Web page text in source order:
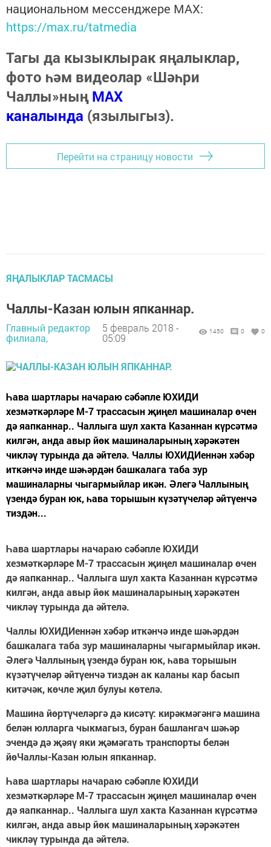
национальном мессенджере MАХ:
https://max.ru/tatmedia
Тагы да кызыклырак яңалыклар,
фото һәм видеолар «Шәһри
Чаллы»ныңMAX
каналында (язылыгыз).
Перейти на страницу новости
ЯҢАЛЫКЛАР ТАСМАСЫ
Чаллы-Казан юлын япканнар.
Главный редактор
филиала,
5 февраль 2018 -
05:09
1450 0 0
Һава шартлары начараю сәбәпле ЮХИДИ
хезмәткәрләре М-7 трассасын җиңел машиналар өчен
дә яапканнар.. Чаллыга шул хакта Казаннан күрсәтмә
килгән, анда авыр йөк машиналарының хәрәкәтен
чикләү турында да әйтелә. Чаллы ЮХИДИеннән хәбәр
иткәнчә инде шәһәрдән башкалага таба зур
машиналарны чыгармыйлар икән. Әлегә Чаллының
үзендә буран юк, һава торышын күзәтүчеләр әйтүенчә
тиздән...
Һава шартлары начараю сәбәпле ЮХИДИ
хезмәткәрләре М-7 трассасын җиңел машиналар өчен
дә яапканнар.. Чаллыга шул хакта Казаннан күрсәтмә
килгән, анда авыр йөк машиналарының хәрәкәтен
чикләү турында да әйтелә.
Чаллы ЮХИДИеннән хәбәр иткәнчә инде шәһәрдән
башкалага таба зур машиналарны чыгармыйлар икән.
Әлегә Чаллының үзендә буран юк, һава торышын
күзәтүчеләр әйтүенчә тиздән ак каланы кар басып
китәчәк, көчле җил булуы көтелә.
Машина йөртүчеләргә дә кисәтү: кирәкмәгәнгә машина
белән юлларга чыкмагыз, буран башлангач шәһәр
эчендә дә җәяү яки җәмәгать транспорты белән
йөЧаллы-Казан юлын япканнар.
Һава шартлары начараю сәбәпле ЮХИДИ
хезмәткәрләре М-7 трассасын җиңел машиналар өчен
дә яапканнар.. Чаллыга шул хакта Казаннан күрсәтмә
килгән, анда авыр йөк машиналарының хәрәкәтен
чикләү турында да әйтелә.